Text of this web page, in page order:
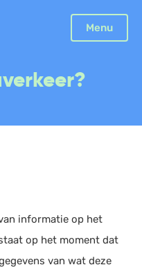
Menu
Sluiten
informatie op het
op het moment dat
van wat deze